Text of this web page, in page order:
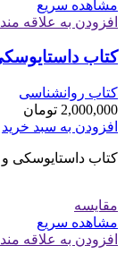
مشاهده سریع
افزودن به علاقه
کتاب
کتاب روانشناسی
2,000,000 تومان
افزودن به سبد خرید
کتاب داستایوسکی و
مقایسه
مشاهده سریع
افزودن به علاقه